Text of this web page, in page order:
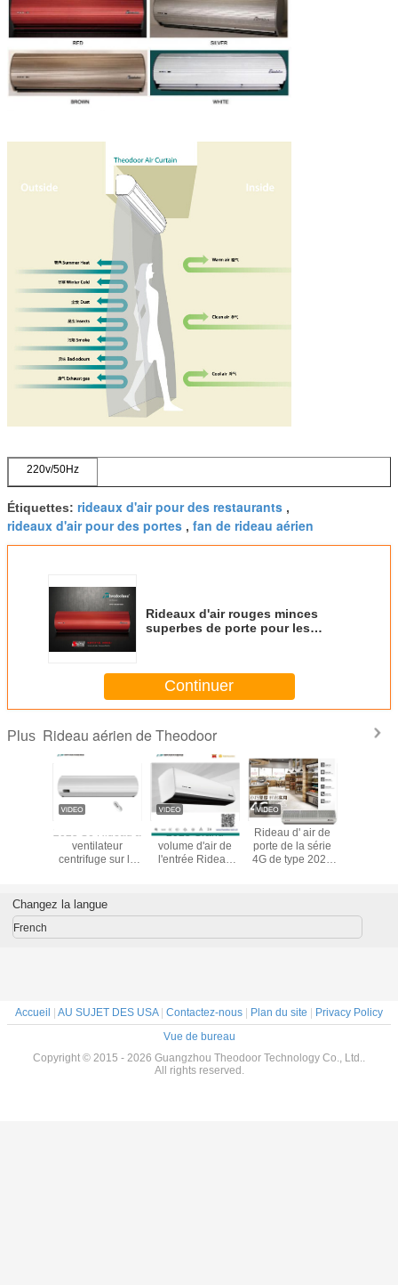
220v/50Hz
Étiquettes: rideaux d'air pour des restaurants ,
rideaux d'air pour des portes , fan de rideau aérien
Rideaux d'air rouges minces
superbes de porte pour les
Continuer
Plus Rideau aérien de Theodoor
6G de
à
ventilateur
centrifuge sur la
2m Pour la salle
de climatisation
d'énergie AC
2025 Grand
volume d'air de
l'entrée Rideau
Rideau d' air de
porte de la série
4G de type 2025
Changez la langue
French
Accueil | AU SUJET DES USA| Contactez-nous | Plan du site | Privacy Policy
Vue de bureau
Copyright © 2015 - 2026 Guangzhou Theodoor Technology Co., Ltd..
All rights reserved.